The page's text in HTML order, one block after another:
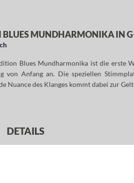
BLUES MUNDHARMONIKA IN
Blues Mundharmonika ist die erste
von Anfang an. Die speziellen
Nuance des Klanges kommt dabei zur
DETAILS